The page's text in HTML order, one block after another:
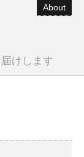
About
けします